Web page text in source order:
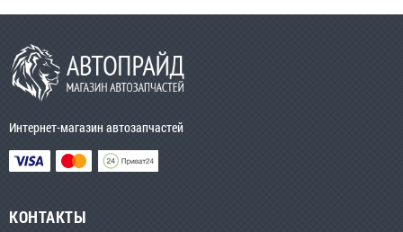
Интернет-магазин автозапчастей
КОНТАКТЫ